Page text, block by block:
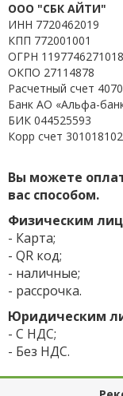
ООО "СБК АЙТИ"
ИНН 7720462019
КПП 772001001
ОГРН 1197746271018
ОКПО 27114878
Расчетный счет
Банк АО «Альфа-
БИК 044525593
Корр счет
Вы можете
вас способом.
Физическим
- Карта;
- QR код;
- наличные;
- рассрочка.
Юридическим
- С НДС;
- Без НДС.